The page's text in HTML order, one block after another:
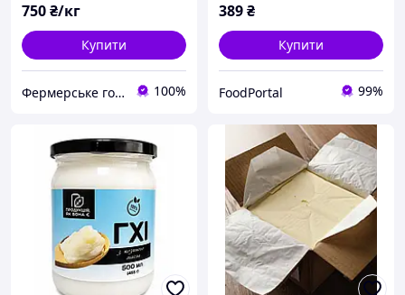
750₴/кг
Купити
Фермерське господарство "Новоселівське" 100%
389₴
Купити
FoodPortal 99%